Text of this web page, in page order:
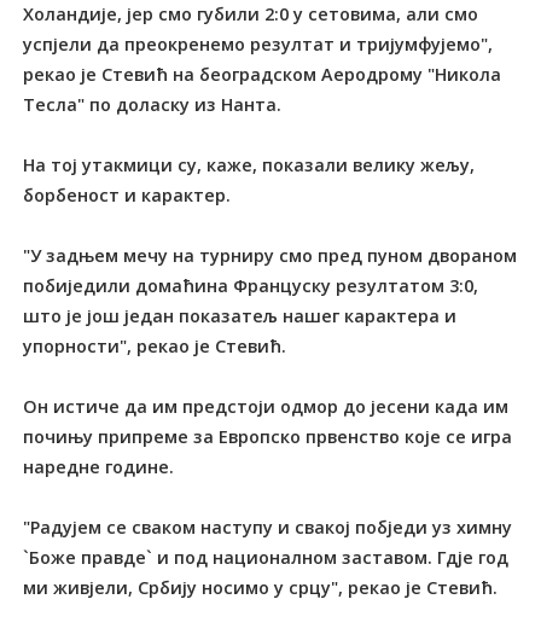
Холандије, јер смо губили 2:0 у сетовима, али смо
успјели да преокренемо резултат и тријумфујемо",
рекао је Стевић на београдском Аеродрому "Никола
Тесла" по доласку из Нанта.
На тој утакмици су, каже, показали велику жељу,
борбеност и карактер.
"У задњем мечу на турниру смо пред пуном двораном
побиједили домаћина Француску резултатом 3:0,
што је још један показатељ нашег карактера и
упорности", рекао је Стевић.
Он истиче да им предстоји одмор до јесени када им
почињу припреме за Европско првенство које се игра
наредне године.
"Радујем се сваком наступу и свакој побједи уз химну
`Боже правде` и под националном заставом. Гдје год
ми живјели, Србију носимо у срцу", рекао је Стевић.